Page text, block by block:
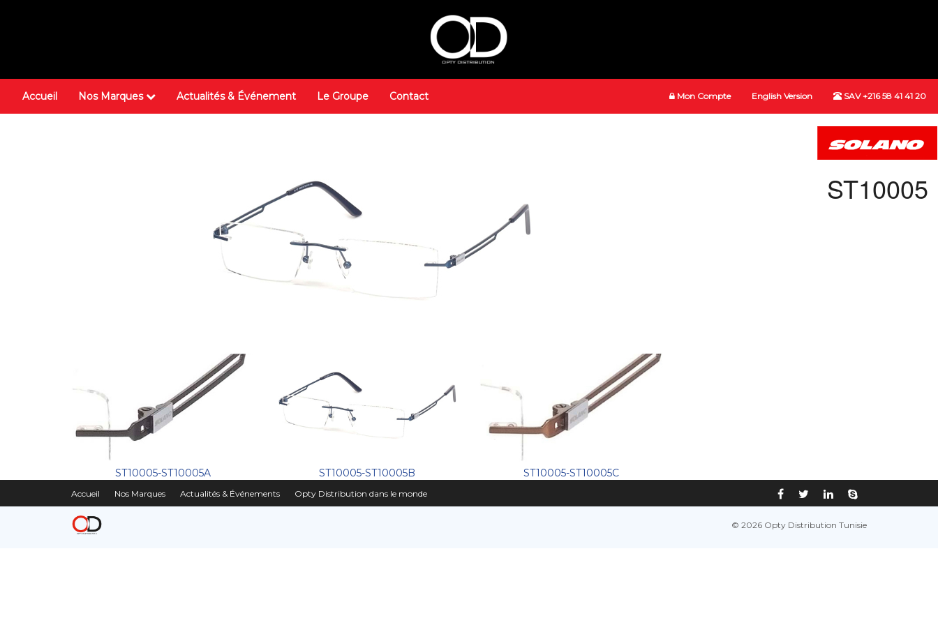
Accueil Nos Marques Actualités & Événement Le Groupe Contact Mon Compte English Version SAV +216 58 41 41 20
ST10005
ST10005-ST10005A ST10005-ST10005B ST10005-ST10005C
Accueil Nos Marques Actualités & Événements Opty Distribution dans le monde
© 2026 Opty Distribution Tunisie